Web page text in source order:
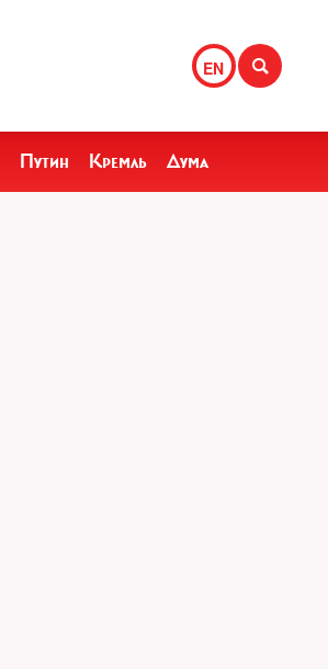
EN
Путин Кремль Дума